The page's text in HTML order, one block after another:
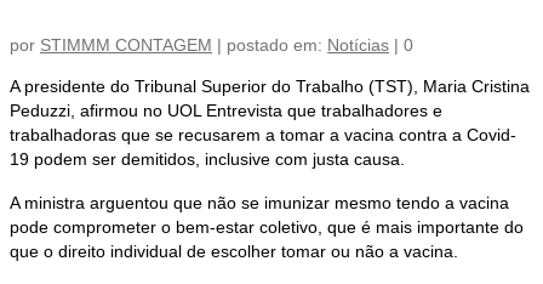
por STIMMM CONTAGEM | postado em: Notícias | 0
A presidente do Tribunal Superior do Trabalho (TST), Maria Cristina
Peduzzi, afirmou no UOL Entrevista que trabalhadores e
trabalhadoras que se recusarem a tomar a vacina contra a Covid-
19 podem ser demitidos, inclusive com justa causa.
A ministra arguentou que não se imunizar mesmo tendo a vacina
pode comprometer o bem-estar coletivo, que é mais importante do
que o direito individual de escolher tomar ou não a vacina.